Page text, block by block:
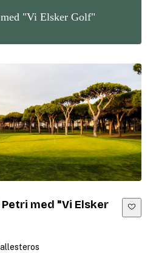
"Vi Elsker Golf"
med "Vi Elsker